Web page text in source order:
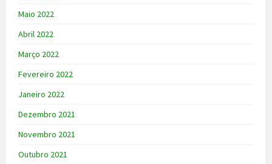
Maio 2022
Abril 2022
Março 2022
Fevereiro 2022
Janeiro 2022
Dezembro 2021
Novembro 2021
Outubro 2021